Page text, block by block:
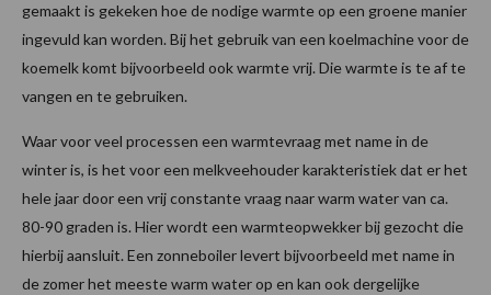
gemaakt is gekeken hoe de nodige warmte op een groene manier
ingevuld kan worden. Bij het gebruik van een koelmachine voor de
koemelk komt bijvoorbeeld ook warmte vrij. Die warmte is te af te
vangen en te gebruiken.
Waar voor veel processen een warmtevraag met name in de
winter is, is het voor een melkveehouder karakteristiek dat er het
hele jaar door een vrij constante vraag naar warm water van ca.
80-90 graden is. Hier wordt een warmteopwekker bij gezocht die
hierbij aansluit. Een zonneboiler levert bijvoorbeeld met name in
de zomer het meeste warm water op en kan ook dergelijke